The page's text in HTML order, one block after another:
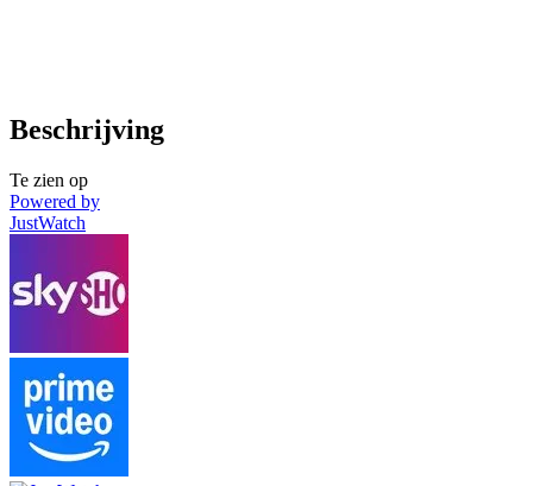
Beschrijving
Te zien op
Powered by
JustWatch